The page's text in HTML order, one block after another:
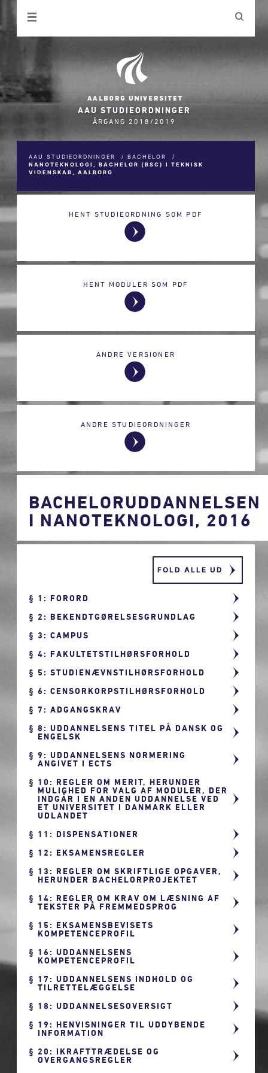
AAU STUDIEORDNINGER
ÅRGANG 2018/2019
AAU STUDIEORDNINGER / BACHELOR
/
NANOTEKNOLOGI, BACHELOR (BSC) I TEKNISK
VIDENSKAB, AALBORG
HENT STUDIEORDNING SOM PDF
HENT MODULER SOM PDF
ANDRE VERSIONER
ANDRE STUDIEORDNINGER
BACHELORUDDANNELSEN
I NANOTEKNOLOGI, 2016
FOLD ALLE UD
1: FORORD
2: BEKENDTGØRELSESGRUNDLAG
3: CAMPUS
4: FAKULTETSTILHØRSFORHOLD
5: STUDIENÆVNSTILHØRSFORHOLD
6: CENSORKORPSTILHØRSFORHOLD
7: ADGANGSKRAV
8: UDDANNELSENS TITEL PÅ DANSK OG
ENGELSK
9: UDDANNELSENS NORMERING
ANGIVET I ECTS
10: REGLER OM MERIT, HERUNDER
MULIGHED FOR VALG AF MODULER, DER
INDGÅR I EN ANDEN UDDANNELSE VED
ET UNIVERSITET I DANMARK ELLER
UDLANDET
11: DISPENSATIONER
12: EKSAMENSREGLER
13: REGLER OM SKRIFTLIGE OPGAVER,
HERUNDER BACHELORPROJEKTET
14: REGLER OM KRAV OM LÆSNING AF
TEKSTER PÅ FREMMEDSPROG
15: EKSAMENSBEVISETS
KOMPETENCEPROFIL
16: UDDANNELSENS
KOMPETENCEPROFIL
17: UDDANNELSENS INDHOLD OG
TILRETTELÆGGELSE
18: UDDANNELSESOVERSIGT
19: HENVISNINGER TIL UDDYBENDE
INFORMATION
20: IKRAFTTRÆDELSE OG
OVERGANGSREGLER